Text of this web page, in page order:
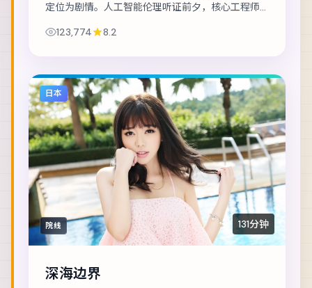
定位为剧情。人工智能伦理听证前夕，核心工程师
演层次丰富。美术与声音设计共同营造沉浸氛围...
123,774 8.2
日本
院线 131分钟
深海边界